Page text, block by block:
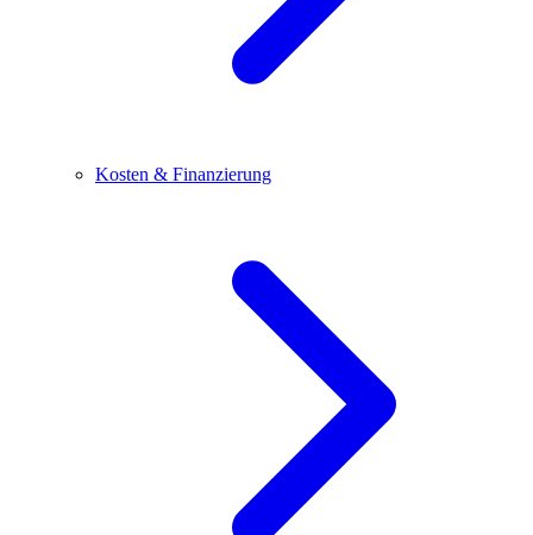
Kosten & Finanzierung